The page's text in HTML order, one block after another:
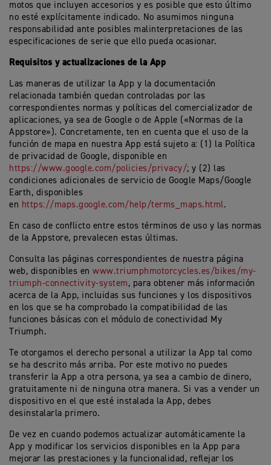
motos que incluyen accesorios y es posible que esto último
no esté explícitamente indicado. No asumimos ninguna
responsabilidad ante posibles malinterpretaciones de las
especificaciones de serie que ello pueda ocasionar.
Requisitos y actualizaciones de la App
Las maneras de utilizar la App y la documentación
relacionada también quedan controladas por las
correspondientes normas y políticas del comercializador de
aplicaciones, ya sea de Google o de Apple («Normas de la
Appstore»). Concretamente, ten en cuenta que el uso de la
función de mapa en nuestra App está sujeto a: (1) la Política
de privacidad de Google, disponible en
https://www.google.com/policies/privacy/; y (2) las
condiciones adicionales de servicio de Google Maps/Google
Earth, disponibles
en https://maps.google.com/help/terms_maps.html.
En caso de conflicto entre estos términos de uso y las normas
de la Appstore, prevalecen estas últimas.
Consulta las páginas correspondientes de nuestra página
web, disponibles en www.triumphmotorcycles.es/bikes/my-
triumph-connectivity-system , para obtener más información
acerca de la App, incluidas sus funciones y los dispositivos
en los que se ha comprobado la compatibilidad de las
funciones básicas con el módulo de conectividad My
Triumph.
Te otorgamos el derecho personal a utilizar la App tal como
se ha descrito más arriba. Por este motivo no puedes
transferir la App a otra persona, ya sea a cambio de dinero,
gratuitamente ni de ninguna otra manera. Si vas a vender un
dispositivo en el que esté instalada la App, debes
desinstalarla primero.
De vez en cuando podemos actualizar automáticamente la
App y modificar los servicios disponibles en la App para
mejorar las prestaciones y la funcionalidad, reflejar los